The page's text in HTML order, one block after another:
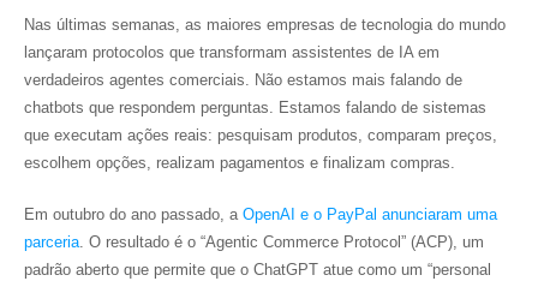
Nas últimas semanas, as maiores empresas de tecnologia do mundo
lançaram protocolos que transformam assistentes de IA em
verdadeiros agentes comerciais. Não estamos mais falando de
chatbots que respondem perguntas. Estamos falando de sistemas
que executam ações reais: pesquisam produtos, comparam preços,
escolhem opções, realizam pagamentos e finalizam compras.
Em outubro do ano passado, a OpenAI e o PayPal anunciaram uma
parceria. O resultado é o “Agentic Commerce Protocol” (ACP), um
padrão aberto que permite que o ChatGPT atue como um “personal